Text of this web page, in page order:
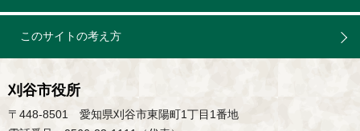
このサイトの考え方
刈谷市役所
〒448-8501 愛知県刈谷市東陽町1丁目1番地